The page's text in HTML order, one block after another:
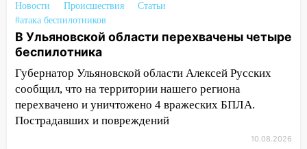
09:10
Соцсети: на Московском шоссе в
Ульяновске произошла авария
08:02 В Ульяновске во время
диспансеризации у 26-летнего парня
выявили онкологию
07:00 Прохладная ночь и ветреный
день: прогноз погоды в Ульяновске 10
Новости Происшествия
Статьи
#атака беспилотников
В Ульяновской области перехвачены четыре
беспилотника
Губернатор Ульяновской области Алексей Русских
сообщил, что на территории нашего региона
перехвачено и уничтожено 4 вражеских БПЛА.
Пострадавших и повреждений
10.08.2026